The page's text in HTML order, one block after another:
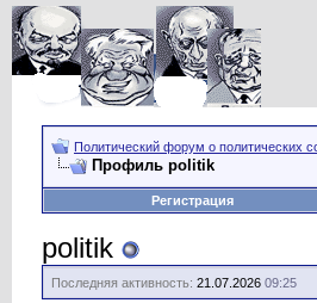
Политический форум о политических
Профиль politik
Регистрация
politik
Последняя активность: 21.07.2026 09:25